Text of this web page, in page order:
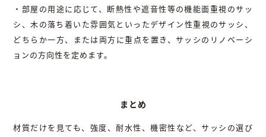
・部屋の用途に応じて、断熱性や遮音性等の機能面重視のサッ
シ、木の落ち着いた雰囲気といったデザイン性重視のサッシ、
どちらか一方、または両方に重点を置き、サッシのリノベーシ
ョンの方向性を定めます。
まとめ
材質だけを見ても、強度、耐水性、機密性など、サッシの選び